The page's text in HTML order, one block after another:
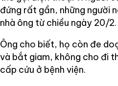
đứng rất gần, những người
nhà ông từ chiều ngày 20/2.
Ông cho biết, họ còn đe
và bắt giam, không cho đi
cấp cứu ở bệnh viện.